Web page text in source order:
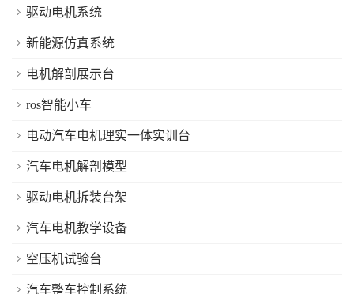
驱动电机系统
新能源仿真系统
电机解剖展示台
ros智能小车
电动汽车电机理实一体实训台
汽车电机解剖模型
驱动电机拆装台架
汽车电机教学设备
空压机试验台
汽车整车控制系统